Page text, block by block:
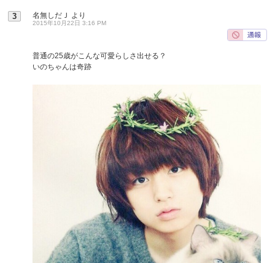
3 名無しだＪ より
2015年10月22日 3:16 PM
普通の25歳がこんな可愛らしさ出せる？
いのちゃんは奇跡